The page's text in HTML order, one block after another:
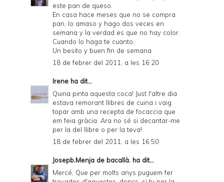
este pan de queso.
En casa hace meses que no se compra
pan, lo amaso y hago dos veces en
semana y la verdad es que no hay color.
Cuando lo haga te cuanto.
Un besito y buen fin de semana
18 de febrer del 2011, a les 16:20
Irene ha dit...
Quina pinta aquesta coca! Just l'altre dia
estava remorant llibres de cuina i vaig
topar amb una recepta de focaccia que
em feia gràcia. Ara no sé si decantar-me
per la del llibre o per la teva!
18 de febrer del 2011, a les 16:50
Josepb.Menja de bacallà. ha dit...
Mercé; Que per molts anys puguem fer